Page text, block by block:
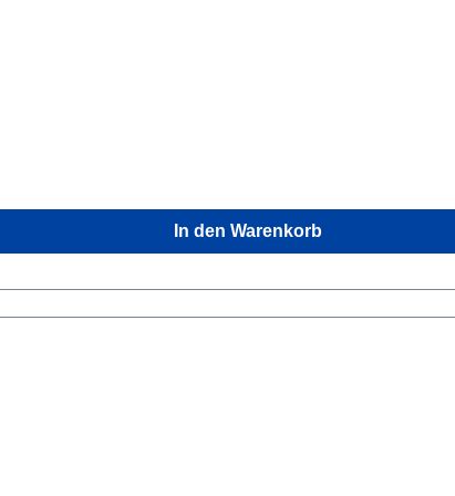
In den Warenkorb